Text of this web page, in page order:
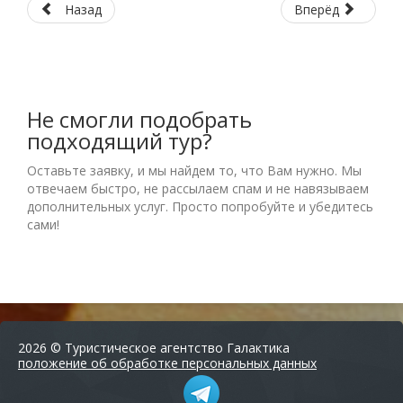
Назад Вперёд
Не смогли подобрать
подходящий тур?
Оставьте заявку, и мы найдем то, что Вам нужно. Мы
отвечаем быстро, не рассылаем спам и не навязываем
дополнительных услуг. Просто попробуйте и убедитесь
сами!
2026 © Туристическое агентство Галактика
положение об обработке персональных данных